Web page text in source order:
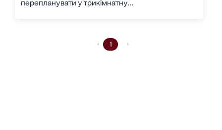
перепланувати у трикімнатну...
1